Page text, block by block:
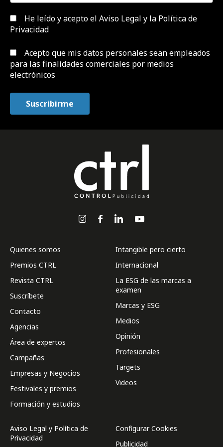
He leído y acepto el Aviso Legal y la Política de
Privacidad
Acepto que mis datos personales sean empleados
para las finalidades comerciales por medios
electrónicos
Quienes somos
Premios CTRL
Revista CTRL
Suscríbete
Contacto
Agencias
Área de expertos
Campañas
Empresas y Negocios
Festivales y premios
Formación y estudios
Intangible pero cierto
Internacional
La ESG de las marcas a
examen
Marcas y ESG
Medios
Opinión
Profesionales
Targets
Videos
Aviso Legal y Política de
Privacidad
Configurar Cookies
Publicidad